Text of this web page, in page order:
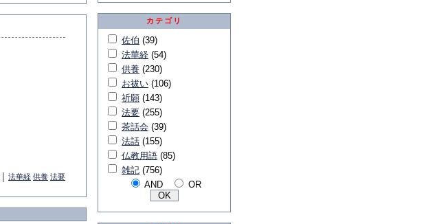
法華経 供養 法要
カテゴリ
佐伯 (39)
法華経 (54)
供養 (230)
お祓い (106)
祈願 (143)
法要 (255)
茶話会 (39)
法話 (155)
仏教用語 (85)
雑記 (756)
AND
OR